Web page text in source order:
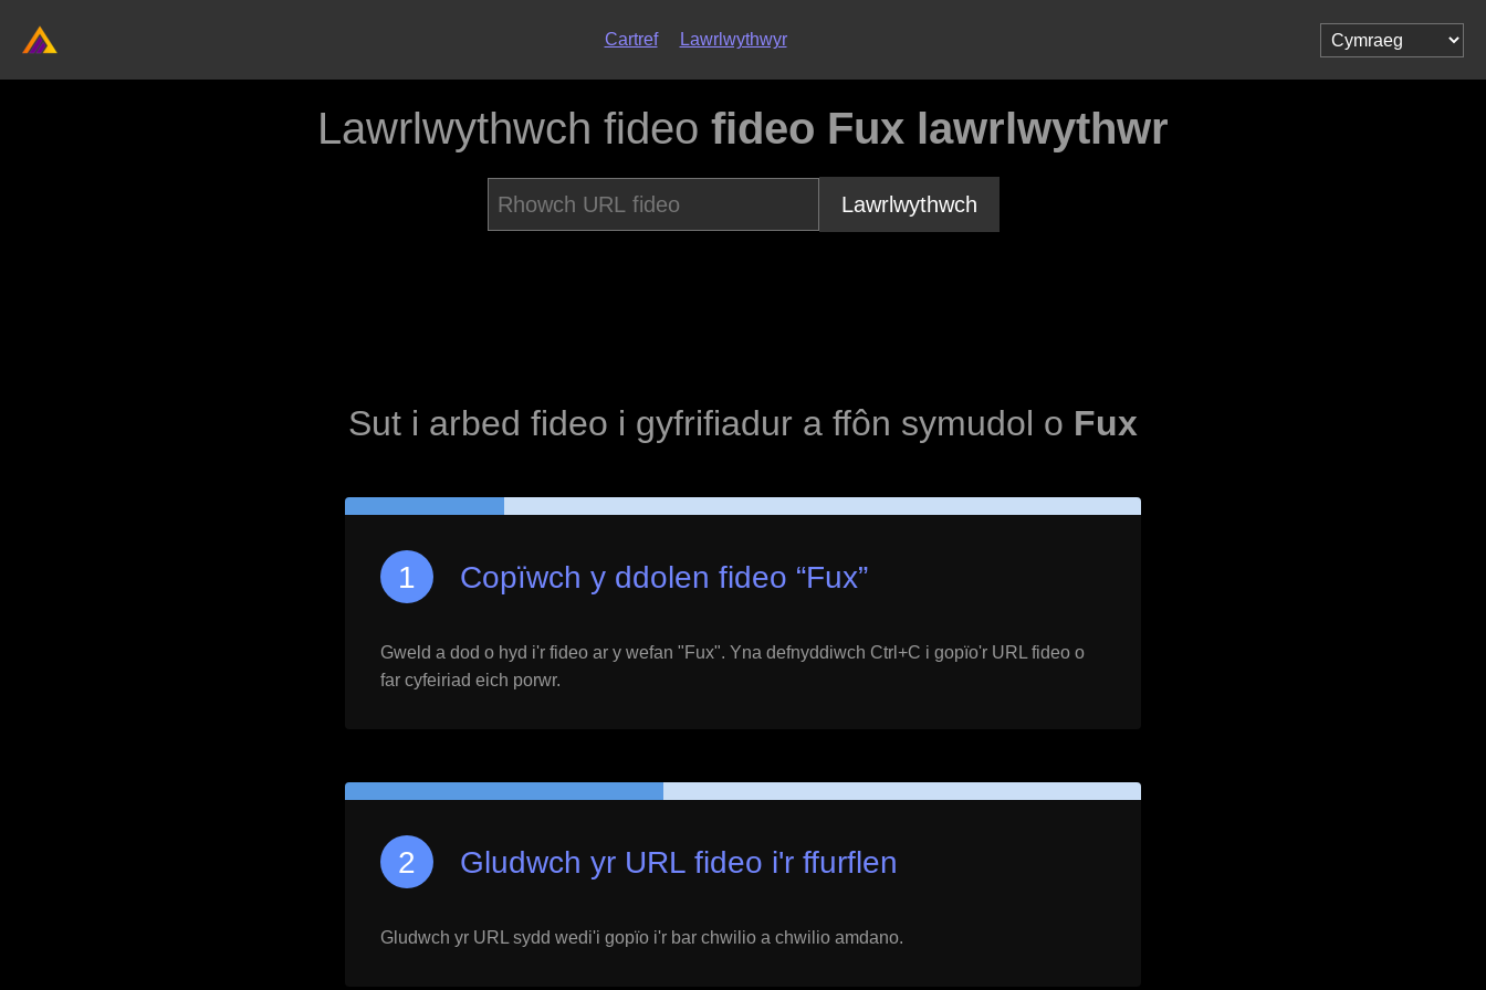
Cartref Lawrlwythwyr
Lawrlwythwch fideo fideo Fux lawrlwythwr
Lawrlwythwch
Sut i arbed fideo i gyfrifiadur a ffôn symudol o Fux
Copïwch y ddolen fideo “Fux”
Gweld a dod o hyd i'r fideo ar y wefan "Fux". Yna defnyddiwch Ctrl+C i gopïo'r URL fideo o
far cyfeiriad eich porwr.
Gludwch yr URL fideo i'r ffurflen
Gludwch yr URL sydd wedi'i gopïo i'r bar chwilio a chwilio amdano.